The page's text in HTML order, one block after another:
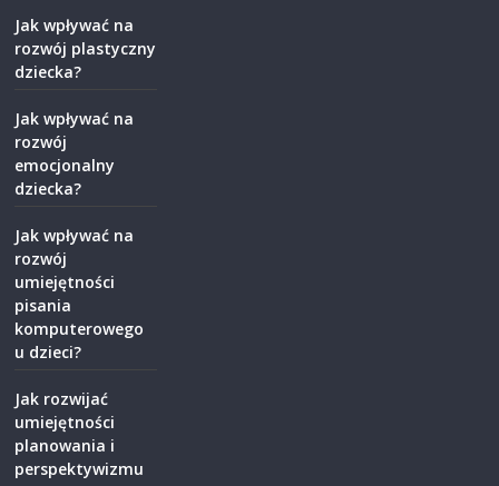
Jak wpływać na
rozwój plastyczny
dziecka?
Jak wpływać na
rozwój
emocjonalny
dziecka?
Jak wpływać na
rozwój
umiejętności
pisania
komputerowego
u dzieci?
Jak rozwijać
umiejętności
planowania i
perspektywizmu